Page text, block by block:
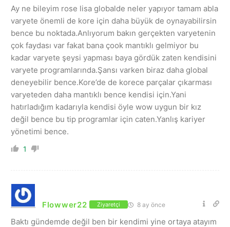
Ay ne bileyim rose lisa globalde neler yapıyor tamam abla
varyete önemli de kore için daha büyük de oynayabilirsin
bence bu noktada.Anlıyorum bakın gerçekten varyetenin
çok faydası var fakat bana çook mantıklı gelmiyor bu
kadar varyete şeysi yapması baya gördük zaten kendisini
varyete programlarında.Şansı varken biraz daha global
deneyebilir bence.Kore’de de korece parçalar çıkarması
varyeteden daha mantıklı bence kendisi için.Yani
hatırladığım kadarıyla kendisi öyle wow uygun bir kız
değil bence bu tip programlar için caten.Yanlış kariyer
yönetimi bence.
1
Flowwer22 Ziyaretçi 8 ay önce
Baktı gündemde değil ben bir kendimi yine ortaya atayım